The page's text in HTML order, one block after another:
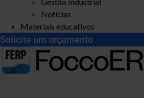
Notícias
Materiais educativos
Solicite um orçamento